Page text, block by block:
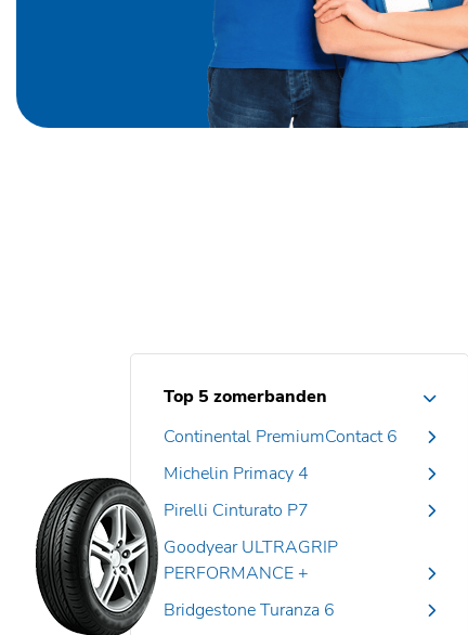
Top 5 zomerbanden
Continental PremiumContact 6
Michelin Primacy 4
Pirelli Cinturato P7
Goodyear ULTRAGRIP
PERFORMANCE +
Bridgestone Turanza 6